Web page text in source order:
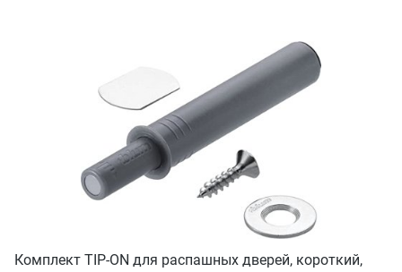
Комплект TIP-ON для распашных дверей, короткий,